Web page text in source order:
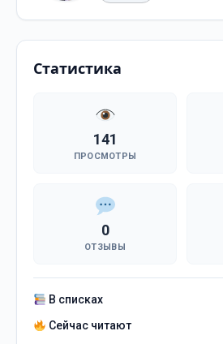
Статистика
141
ПРОСМОТРЫ
0
ОТЗЫВЫ
В списках
Сейчас читают